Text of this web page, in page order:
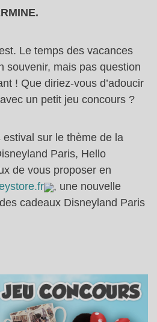
Le temps des vacances
souvenir, mais pas question
! Que diriez-vous d’adoucir
un petit jeu concours ?
sur le thème de la
Paris, Hello
de vous proposer en
, une nouvelle
cadeaux Disneyland Paris